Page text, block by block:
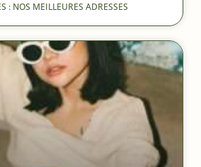
: NOS MEILLEURES ADRESSES